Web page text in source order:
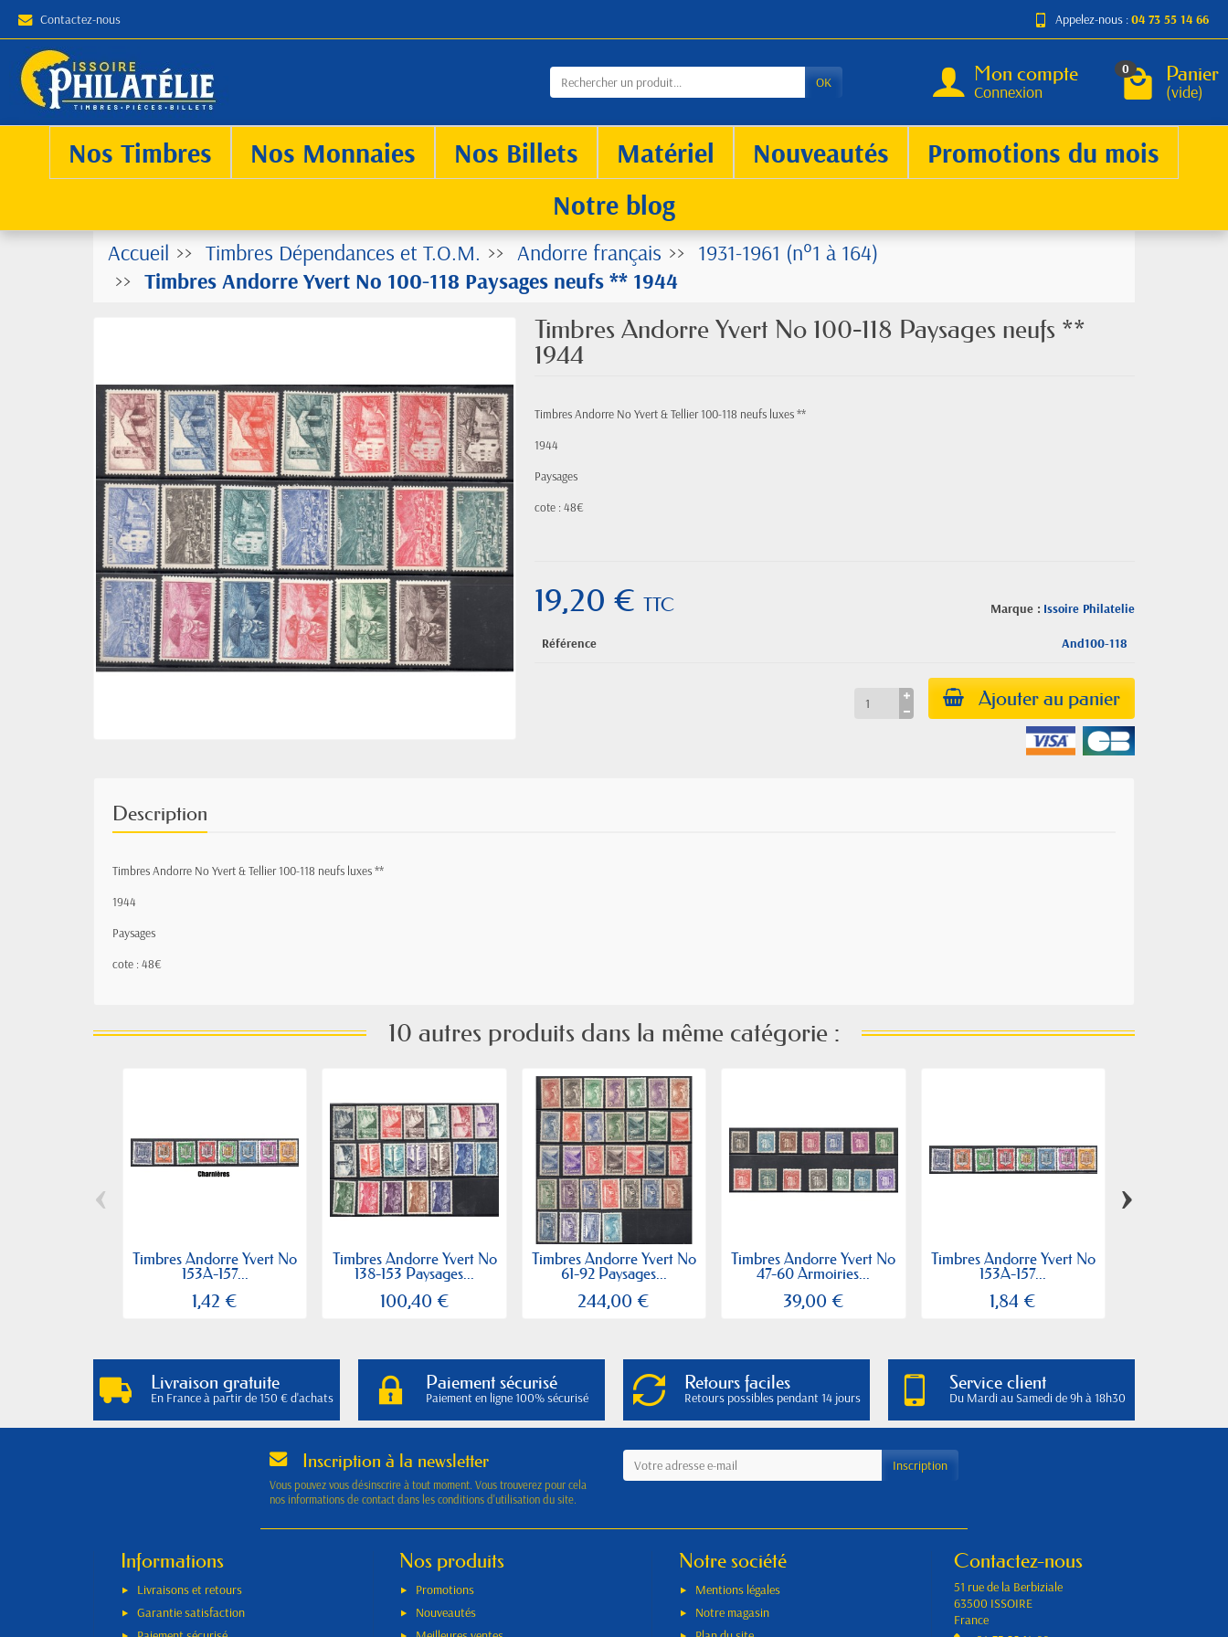
Contactez-nous Appelez-nous :04 73 55 14 66
OK Mon compte
Connexion
0 Panier
(vide)
Nos Timbres Nos Monnaies Nos Billets Matériel Nouveautés
Promotions du mois
Notre blog
Accueil Timbres Dépendances et T.O.M. Andorre français
1931-1961 (n°1 à 164)
Timbres Andorre Yvert No 100-118 Paysages neufs ** 1944
Timbres Andorre Yvert No 100-118 Paysages neufs **
1944
Timbres Andorre No Yvert & Tellier 100-118 neufs luxes **
1944
Paysages
cote : 48€
Marque : Issoire Philatelie
19,20 €TTC
Référence And100-118
Ajouter au panier
Description
Timbres Andorre No Yvert & Tellier 100-118 neufs luxes **
1944
Paysages
cote : 48€
10 autres produits dans la même catégorie :
Timbres Andorre Yvert No
153A-157...
1,42 €
Timbres Andorre Yvert No
138-153 Paysages...
100,40 €
Timbres Andorre Yvert No
61-92 Paysages...
244,00 €
Timbres Andorre Yvert No
47-60 Armoiries...
39,00 €
Timbres Andorre Yvert No
153A-157...
1,84 €
‹ ›
Livraison gratuite
En France à partir de 150 € d'achats
Paiement sécurisé
Paiement en ligne 100% sécurisé
Retours faciles
Retours possibles pendant 14 jours
Service client
Du Mardi au Samedi de 9h à 18h30
Inscription à la newsletter
Vous pouvez vous désinscrire à tout moment. Vous trouverez pour cela
nos informations de contact dans les conditions d'utilisation du site.
Informations
Livraisons et retours
Garantie satisfaction
Nos produits
Promotions
Nouveautés
Notre société
Mentions légales
Notre magasin
Contactez-nous
51 rue de la Berbiziale
63500 ISSOIRE
France